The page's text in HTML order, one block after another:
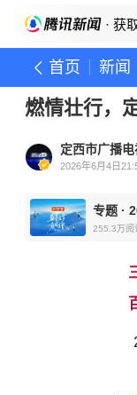
· 获
首页 新闻
燃情壮行，
定西市广播
2026年6月4日
专题 ·
255.3万阅